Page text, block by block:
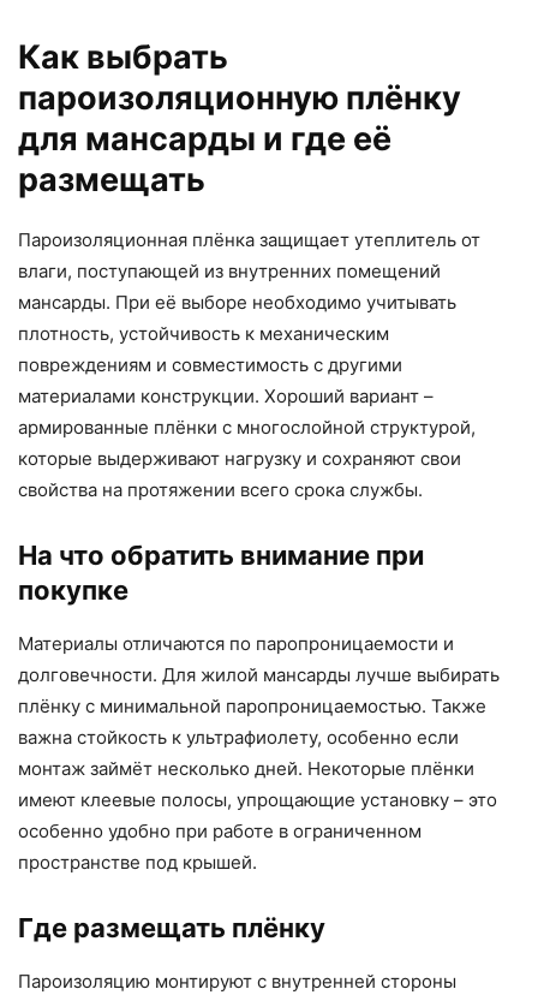
Как выбрать
пароизоляционную плёнку
для мансарды и где её
размещать
Пароизоляционная плёнка защищает утеплитель от
влаги, поступающей из внутренних помещений
мансарды. При её выборе необходимо учитывать
плотность, устойчивость к механическим
повреждениям и совместимость с другими
материалами конструкции. Хороший вариант –
армированные плёнки с многослойной структурой,
которые выдерживают нагрузку и сохраняют свои
свойства на протяжении всего срока службы.
На что обратить внимание при
покупке
Материалы отличаются по паропроницаемости и
долговечности. Для жилой мансарды лучше выбирать
плёнку с минимальной паропроницаемостью. Также
важна стойкость к ультрафиолету, особенно если
монтаж займёт несколько дней. Некоторые плёнки
имеют клеевые полосы, упрощающие установку – это
особенно удобно при работе в ограниченном
пространстве под крышей.
Где размещать плёнку
Пароизоляцию монтируют с внутренней стороны